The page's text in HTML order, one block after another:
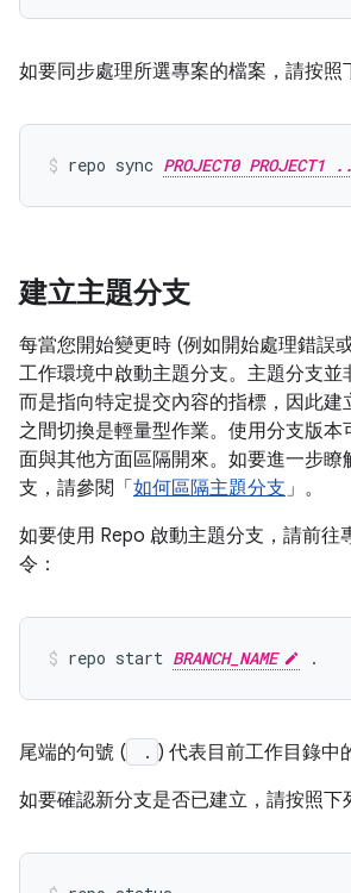
如要同步處理所選專案的檔案，請按照
repo sync PROJECT0 PROJECT1
建立主題分支
每當您開始變更時 (例如開始處理錯誤
工作環境中啟動主題分支。主題分支並
而是指向特定提交內容的指標，因此建
之間切換是輕量型作業。使用分支版本
面與其他方面區隔開來。如要進一步瞭
支，請參閱「 如何區隔主題分支」。
如要使用 Repo 啟動主題分支，請前往
令：
repo start BRANCH_NAME
尾端的句號 ( . ) 代表目前工作目錄中
如要確認新分支是否已建立，請按照下